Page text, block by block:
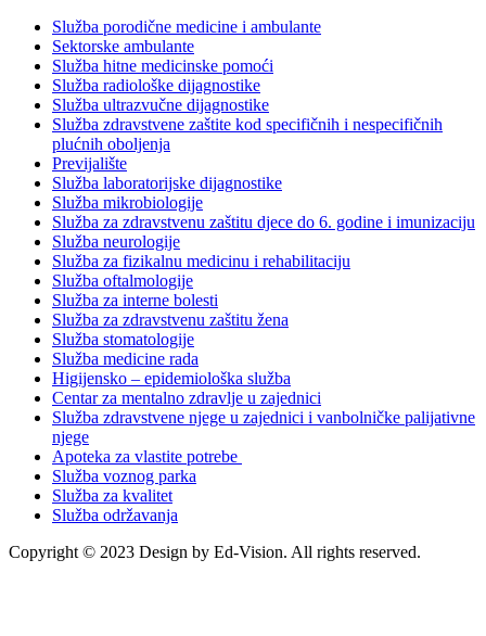
Služba porodične medicine i ambulante
Sektorske ambulante
Služba hitne medicinske pomoći
Služba radiološke dijagnostike
Služba ultrazvučne dijagnostike
Služba zdravstvene zaštite kod specifičnih i nespecifičnih
plućnih oboljenja
Previjalište
Služba laboratorijske dijagnostike
Služba mikrobiologije
Služba za zdravstvenu zaštitu djece do 6. godine i imunizaciju
Služba neurologije
Služba za fizikalnu medicinu i rehabilitaciju
Služba oftalmologije
Služba za interne bolesti
Služba za zdravstvenu zaštitu žena
Služba stomatologije
Služba medicine rada
Higijensko – epidemiološka služba
Centar za mentalno zdravlje u zajednici
Služba zdravstvene njege u zajednici i vanbolničke palijativne
njege
Apoteka za vlastite potrebe
Služba voznog parka
Služba za kvalitet
Služba održavanja
Copyright © 2023 Design by Ed-Vision. All rights reserved.